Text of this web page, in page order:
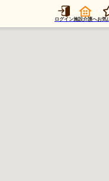
ログイン施設介護へお気